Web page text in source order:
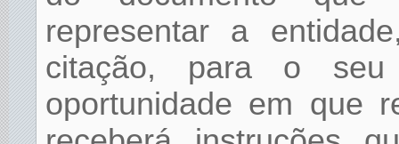
representar a
citação, para o seu
oportunidade em que